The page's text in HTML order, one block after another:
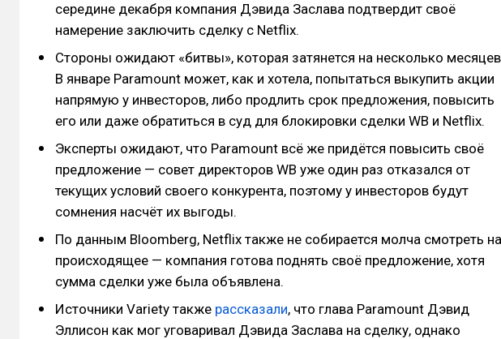
середине декабря компания Дэвида Заслава подтвердит своё
намерение заключить сделку с Netflix.
Стороны ожидают «битвы», которая затянется на несколько
В январе Paramount может, как и хотела, попытаться выкупить акции
напрямую у инвесторов, либо продлить срок предложения, повысить
его или даже обратиться в суд для блокировки сделки WB и Netflix.
Эксперты ожидают, что Paramount всё же придётся повысить своё
предложение — совет директоров WB уже один раз отказался от
текущих условий своего конкурента, поэтому у инвесторов будут
сомнения насчёт их выгоды.
По данным Bloomberg, Netflix также не собирается молча смотреть на
происходящее — компания готова поднять своё предложение, хотя
сумма сделки уже была объявлена.
Источники Variety также рассказали, что глава Paramount Дэвид
Эллисон как мог уговаривал Дэвида Заслава на сделку, однако